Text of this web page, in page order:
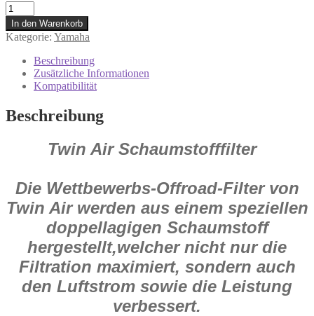
#
152104
Twin
Air
Luftfilter
Filter
Yamaha
490
Menge
In den Warenkorb
Kategorie: Yamaha
Beschreibung
Zusätzliche Informationen
Kompatibilität
Beschreibung
Twin Air Schaumstofffilter
Die Wettbewerbs-Offroad-Filter von
Twin Air werden aus einem speziellen
doppellagigen Schaumstoff
hergestellt,welcher nicht nur die
Filtration maximiert, sondern auch
den Luftstrom sowie die Leistung
verbessert.